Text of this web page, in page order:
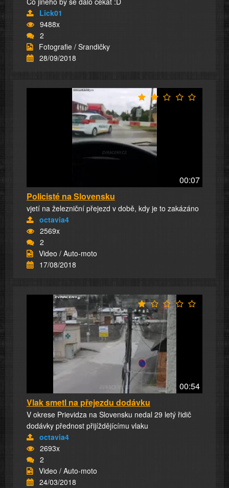
Lick01
9488x
2
Fotografie / Srandičky
28/09/2018
00:07
Policisté na Slovensku
vjetí na železniční přejezd v době, kdy je to zakázáno
octavia4
2569x
2
Video / Auto-moto
17/08/2018
00:54
Vlak smetl na přejezdu dodávku
V okrese Prievidza na Slovensku nedal 29 letý řidič
dodávky přednost přijíždějícímu vlaku
octavia4
2693x
2
Video / Auto-moto
24/03/2018